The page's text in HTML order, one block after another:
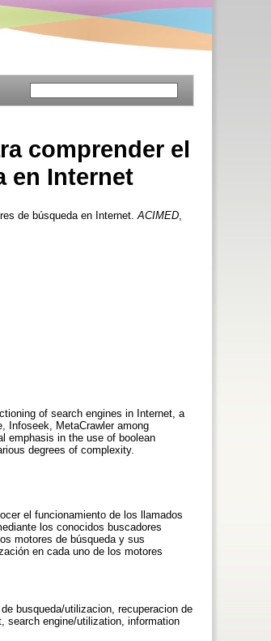
comprender el
en Internet
de búsqueda en Internet. ACIMED
of search engines in Internet, a
Infoseek, MetaCrawler among
emphasis in the use of boolean
degrees of complexity.
el funcionamiento de los llamados
los conocidos buscadores
motores de búsqueda y sus
en cada uno de los motores
busqueda/utilizacion, recuperacion de
search engine/utilization, information